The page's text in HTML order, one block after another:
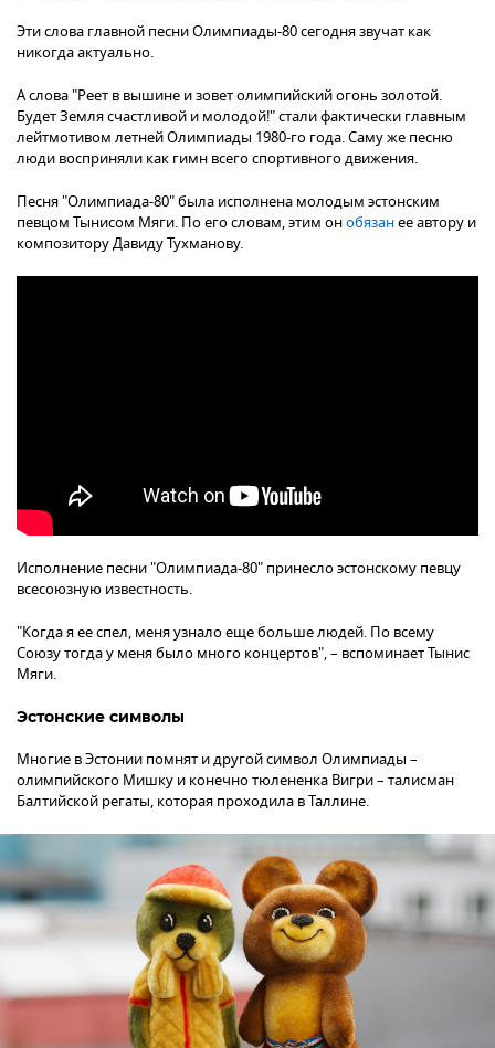
Эти слова главной песни Олимпиады-80 сегодня звучат как
никогда актуально.
А слова "Реет в вышине и зовет олимпийский огонь золотой.
Будет Земля счастливой и молодой!" стали фактически главным
лейтмотивом летней Олимпиады 1980-го года. Саму же песню
люди восприняли как гимн всего спортивного движения.
Песня "Олимпиада-80" была исполнена молодым эстонским
певцом Тынисом Мяги. По его словам, этим онобязанее автору и
композитору Давиду Тухманову.
Исполнение песни "Олимпиада-80" принесло эстонскому певцу
всесоюзную известность.
"Когда я ее спел, меня узнало еще больше людей. По всему
Союзу тогда у меня было много концертов", – вспоминает Тынис
Мяги.
Эстонские символы
Многие в Эстонии помнят и другой символ Олимпиады –
олимпийского Мишку и конечно тюлененка Вигри – талисман
Балтийской регаты, которая проходила в Таллине.